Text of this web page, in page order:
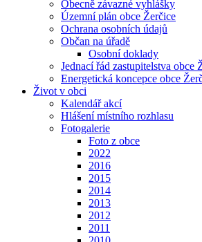
Obecně závazné vyhlášky
Územní plán obce Žerčice
Ochrana osobních údajů
Občan na úřadě
Osobní doklady
Jednací řád zastupitelstva obce
Energetická koncepce obce
Život v obci
Kalendář akcí
Hlášení místního rozhlasu
Fotogalerie
Foto z obce
2022
2016
2015
2014
2013
2012
2011